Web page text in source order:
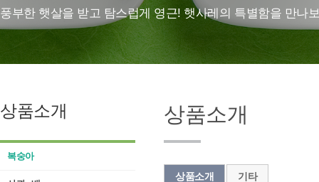
풍부한 햇살을 받고 탐스럽게 영근! 햇사레의 특별함을 만나
상품소개
복숭아
상품소개
상품소개 기타